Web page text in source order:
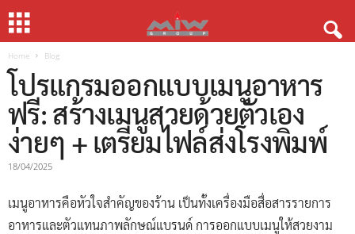
Home Blog
โปรแกรมออกแบบเมนูอาหาร
ฟรี: สร้างเมนูสวยด้วยตัวเอง
ง่ายๆ + เตรียมไฟล์ส่งโรงพิมพ์
18/04/2025
เมนูอาหารคือหัวใจสำคัญของร้าน เป็นทั้งเครื่องมือสื่อสารรายการ
อาหารและตัวแทนภาพลักษณ์แบรนด์ การออกแบบเมนูให้สวยงาม